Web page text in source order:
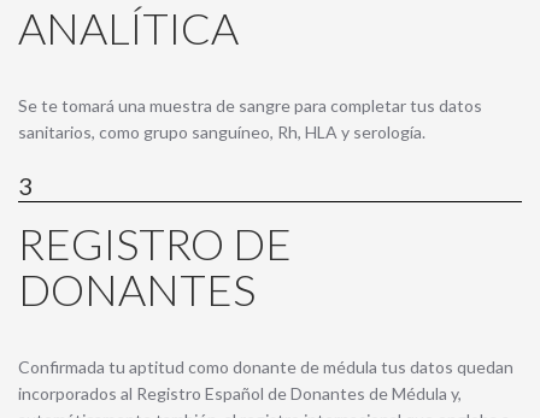
ANALÍTICA
Se te tomará una muestra de sangre para completar tus datos
sanitarios, como grupo sanguíneo, Rh, HLA y serología.
3
REGISTRO DE
DONANTES
Confirmada tu aptitud como donante de médula tus datos quedan
incorporados al Registro Español de Donantes de Médula y,